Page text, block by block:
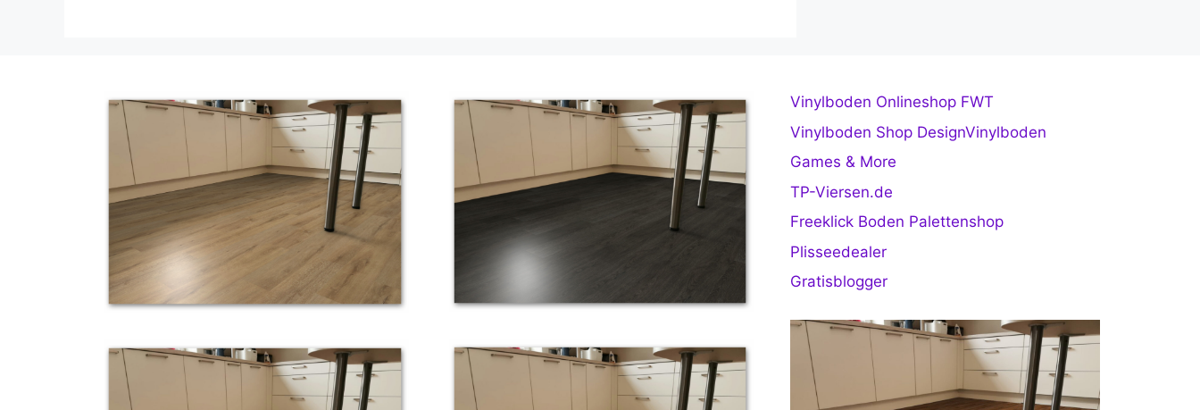
Vinylboden Onlineshop FWT
Vinylboden Shop DesignVinylboden
Games & More
TP-Viersen.de
Freeklick Boden Palettenshop
Plisseedealer
Gratisblogger